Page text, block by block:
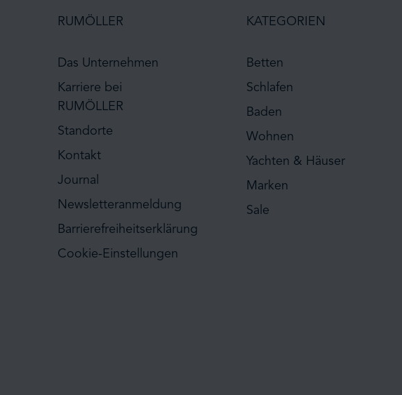
RUMÖLLER
Das Unternehmen
Karriere bei
RUMÖLLER
Standorte
Kontakt
Journal
Newsletteranmeldung
Barrierefreiheitserklärung
Cookie-Einstellungen
KATEGORIEN
Betten
Schlafen
Baden
Wohnen
Yachten & Häuser
Marken
Sale